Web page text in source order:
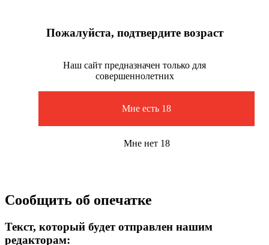
Пожалуйста, подтвердите возраст
Наш сайт предназначен только для
совершеннолетних
Мне есть 18
Мне нет 18
Сообщить об опечатке
Текст, который будет отправлен нашим
редакторам: